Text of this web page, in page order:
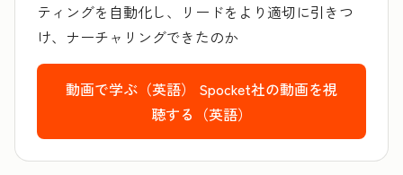
ティングを自動化し、リードをより適切に引きつ
け、ナーチャリングできたのか
動画で学ぶ（英語） Spocket社の動画を視
聴する（英語）